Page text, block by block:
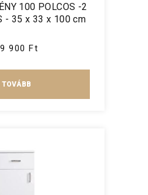
100 POLCOS -2
- 35 x 33 x 100 cm
900 Ft
TOVÁBB